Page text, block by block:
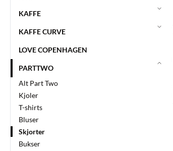
KAFFE
KAFFE CURVE
LOVE COPENHAGEN
PARTTWO
Alt Part Two
Kjoler
T-shirts
Bluser
Skjorter
Bukser